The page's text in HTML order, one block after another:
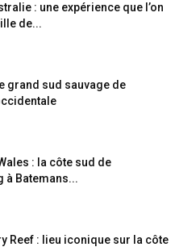
: une expérience que l’on
de...
grand sud sauvage de
: la côte sud de
à Batemans...
Reef : lieu iconique sur la côte